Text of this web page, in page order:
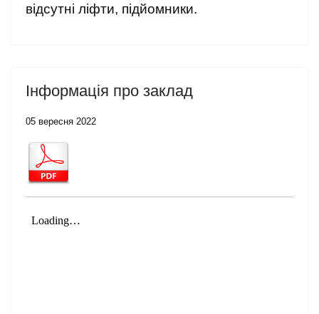
відсутні ліфти, підйомники.
Інформація про заклад
05 вересня 2022